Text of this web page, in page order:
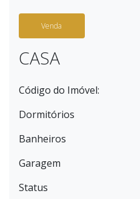
Venda
CASA
Código do Imóvel:
Dormitórios
Banheiros
Garagem
Status